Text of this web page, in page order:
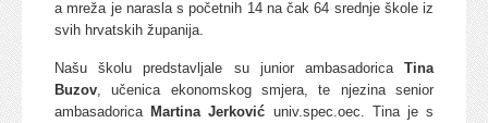
a mreža je narasla s početnih 14 na čak 64 srednje škole iz
svih hrvatskih županija.
Našu školu predstavljale su junior ambasadorica Tina
Buzov , učenica ekonomskog smjera, te njezina senior
ambasadorica Martina Jerković univ.spec.oec. Tina je s